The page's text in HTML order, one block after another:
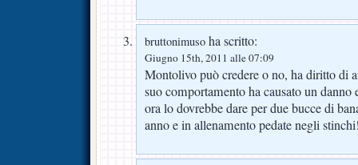
bruttonimuso ha scritto:
Giugno 15th, 2011 alle 07:09
Montolivo può credere o no, ha diritto di
suo comportamento ha causato un
ora lo dovrebbe dare per due bucce di
anno e in allenamento pedate negli